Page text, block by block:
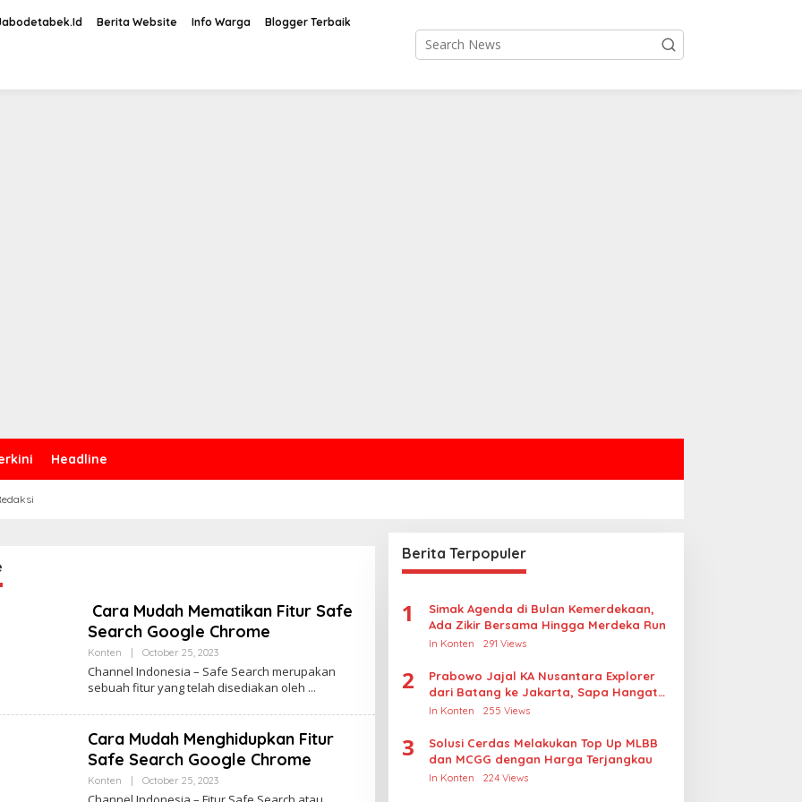
Berita Website Info Warga Blogger Terbaik
Headline
‎ Cara Mudah Mematikan Fitur Safe
Search Google Chrome
Konten October 25, 2023B
Y
P
E
U
I
_
M
Channel Indonesia – Safe Search merupakan
sebuah fitur yang telah disediakan oleh
Cara Mudah Menghidupkan Fitur
Safe Search Google Chrome
Konten October 25, 2023B
Berita Terpopuler
1
Simak Agenda di Bulan Kemerdekaan,
Ada Zikir Bersama Hingga Merdeka Run
In Konten 291 Views
2
Prabowo Jajal KA Nusantara Explorer
dari Batang ke Jakarta, Sapa Hangat
Warga
In Konten 255 Views
3
Solusi Cerdas Melakukan Top Up MLBB
dan MCGG dengan Harga Terjangkau
In Konten 224 Views